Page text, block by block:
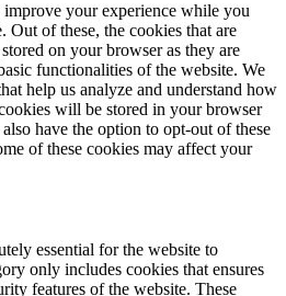
your experience while you
Out of these, the cookies that are
on your browser as they are
functionalities of the website. We
help us analyze and understand how
will be stored in your browser
have the option to opt-out of these
of these cookies may affect your
essential for the website to
only includes cookies that ensures
features of the website. These